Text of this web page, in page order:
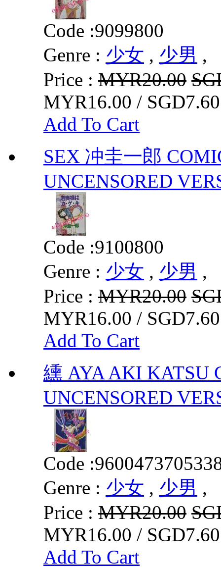
Code :9099800
Genre : 少女 , 少男 ,
Price : MYR20.00
MYR16.00 /
Add To Cart
SEX 冲圭一郎
UNCENSORED
Code :9100800
Genre : 少女 , 少男 ,
Price : MYR20.00
MYR16.00 /
Add To Cart
纁 AYA AKI KATSU
UNCENSORED
Code :
Genre : 少女 , 少男 ,
Price : MYR20.00
MYR16.00 /
Add To Cart